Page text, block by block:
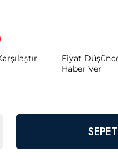
Fiyat
Haber Ver